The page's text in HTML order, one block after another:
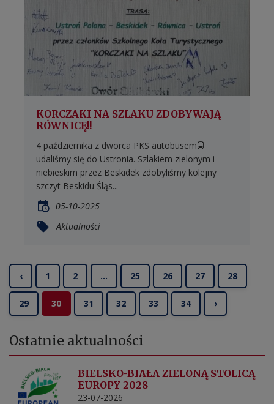
KORCZAKI NA SZLAKU ZDOBYWAJĄ
RÓWNICĘ!!
4 października z dworca PKS autobusem🚍
udaliśmy się do Ustronia. Szlakiem zielonym i
niebieskim przez Beskidek zdobyliśmy kolejny
szczyt Beskidu Śląs...
05-10-2025
Aktualności
‹ 1 2 ... 25 26 27 28
29 30 31 32 33 34 ›
Ostatnie aktualności
BIELSKO-BIAŁA ZIELONĄ STOLICĄ
EUROPY 2028
23-07-2026